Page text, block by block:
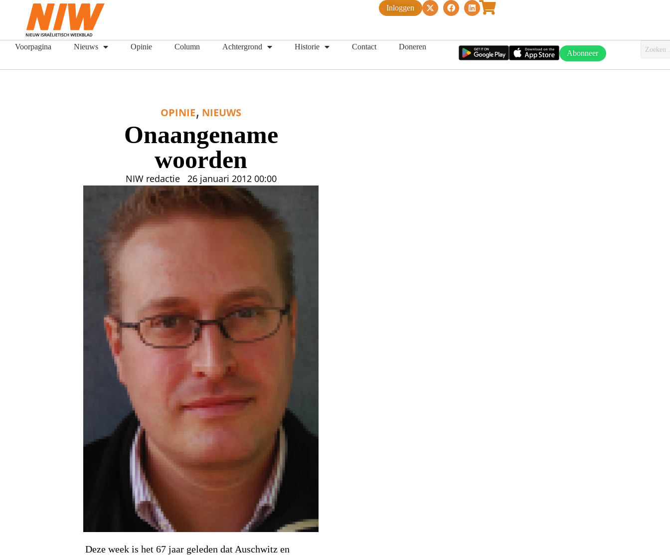
Inloggen
Voorpagina Nieuws Opinie Column Achtergrond Historie Contact Doneren
Abonneer
OPINIE, NIEUWS
Onaangename
woorden
NIW redactie 26 januari 2012 00:00
Deze week is het 67 jaar geleden dat Auschwitz en